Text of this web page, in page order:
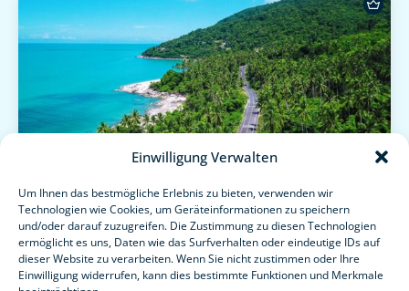
Einwilligung Verwalten
Um Ihnen das bestmögliche Erlebnis zu bieten, verwenden wir
Technologien wie Cookies, um Geräteinformationen zu speichern
und/oder darauf zuzugreifen. Die Zustimmung zu diesen Technologien
ermöglicht es uns, Daten wie das Surfverhalten oder eindeutige IDs auf
dieser Website zu verarbeiten. Wenn Sie nicht zustimmen oder Ihre
Einwilligung widerrufen, kann dies bestimmte Funktionen und Merkmale
PHUKET NACH LANGKAWI